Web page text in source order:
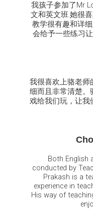
我孩子参加了Mr
文和英文班.她很
教学很有趣和详
会给予一些练习
我很喜欢上骆老师
细而且非常清楚。
戏给我们玩，让我
Both English
conducted by
Prakash is a
experience in
His way of